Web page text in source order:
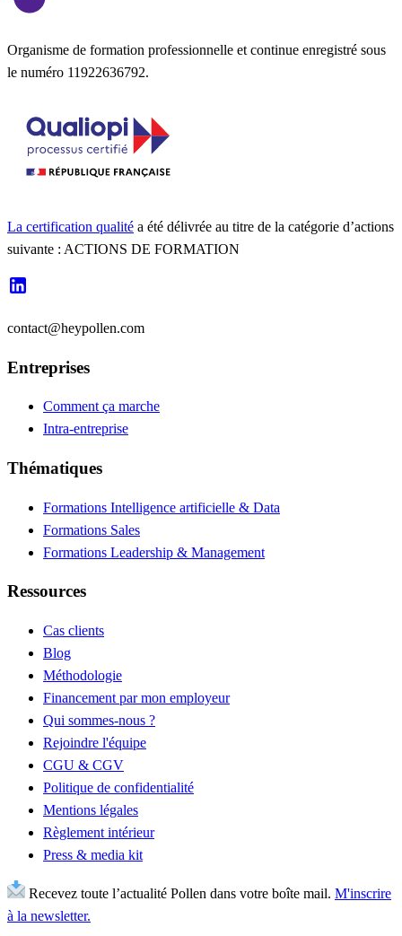
Organisme de formation professionnelle et continue enregistré sous
le numéro 11922636792.
La certification qualité a été délivrée au titre de la catégorie d’actions
suivante : ACTIONS DE FORMATION
contact@heypollen.com
Entreprises
Comment ça marche
Intra-entreprise
Thématiques
Formations Intelligence artificielle & Data
Formations Sales
Formations Leadership & Management
Ressources
Cas clients
Blog
Méthodologie
Financement par mon employeur
Qui sommes-nous ?
Rejoindre l'équipe
CGU & CGV
Politique de confidentialité
Mentions légales
Règlement intérieur
Press & media kit
Recevez toute l’actualité Pollen dans votre boîte mail. M'inscrire
à la newsletter.